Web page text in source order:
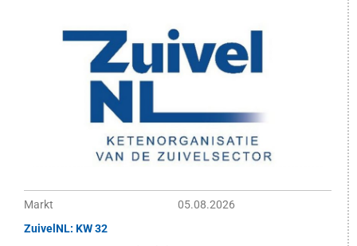
Markt
05.08.2026
ZuivelNL: KW 32